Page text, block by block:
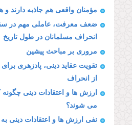
مؤمنان واقعى هم جاذبه دارند و
ضعف معرفت، عاملى مهم در
انحراف مسلمانان در طول تاریخ
مرورى بر مباحث پیشین
تقویت عقاید دینى، پادزهرى
از انحراف
ارزش ها و اعتقادات دینى چگونه
مى شوند؟
نفى ارزش ها و اعتقادات دینى به